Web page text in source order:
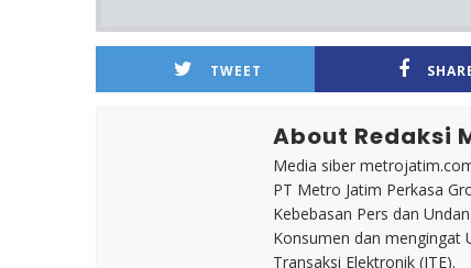
TWEET
About Redaksi
Media siber
PT Metro Jatim Perkasa
Kebebasan Pers dan
Konsumen dan mengingat
Transaksi Elektronik (ITE).